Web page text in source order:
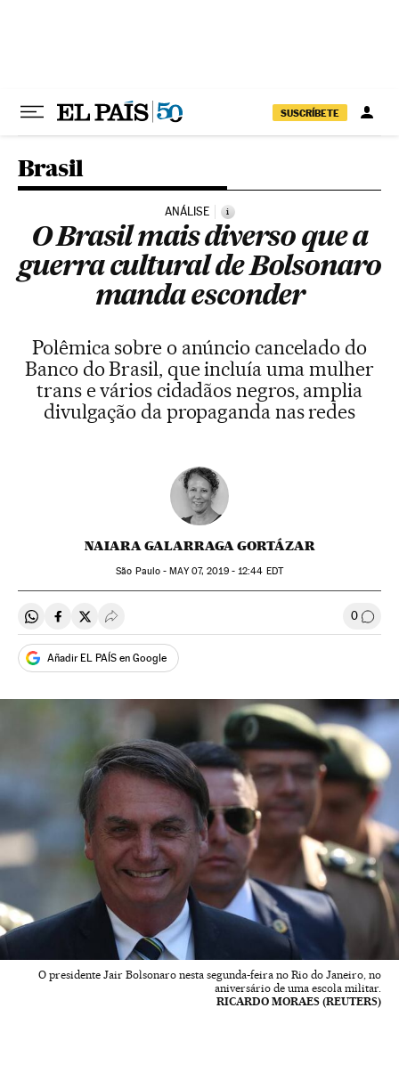
SUSCRÍBETE
Brasil
ANÁLISE i
O Brasil mais diverso que a
guerra cultural de Bolsonaro
manda esconder
Polêmica sobre o anúncio cancelado do
Banco do Brasil, que incluía uma mulher
trans e vários cidadãos negros, amplia
divulgação da propaganda nas redes
NAIARA GALARRAGA GORTÁZAR
São Paulo -MAY07, 2019 - 12:44 EDT
Compartir en Whatsapp
Compartir en Facebook
Compartir en Twitter
Desplegar Redes Sociales 0
Añadir EL PAÍS en Google
O presidente Jair Bolsonaro nesta segunda-feira no Rio do Janeiro, no
aniversário de uma escola militar.
RICARDO MORAES (REUTERS)